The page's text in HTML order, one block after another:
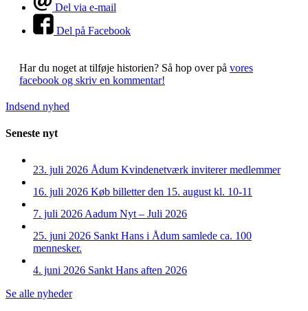
Del via e-mail
Del på Facebook
Har du noget at tilføje historien? Så hop over på vores
facebook og skriv en kommentar!
Indsend nyhed
Seneste nyt
23. juli 2026 Ådum Kvindenetværk inviterer medlemmer
16. juli 2026 Køb billetter den 15. august kl. 10-11
7. juli 2026 Aadum Nyt – Juli 2026
25. juni 2026 Sankt Hans i Ådum samlede ca. 100
mennesker.
4. juni 2026 Sankt Hans aften 2026
Se alle nyheder